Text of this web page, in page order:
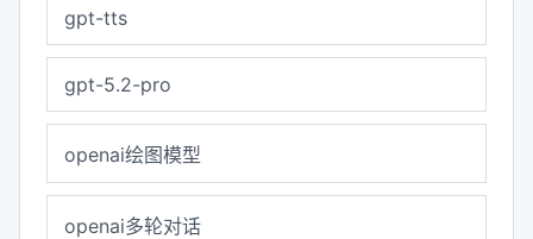
gpt-tts
gpt-5.2-pro
openai绘图模型
openai多轮对话